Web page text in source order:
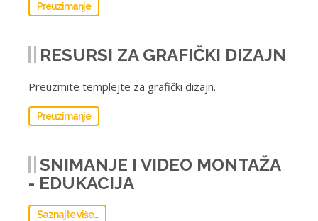
Preuzimanje
RESURSI ZA GRAFIČKI DIZAJN
Preuzmite templejte za grafički dizajn.
Preuzimanje
SNIMANJE I VIDEO MONTAŽA
- EDUKACIJA
Saznajte više...